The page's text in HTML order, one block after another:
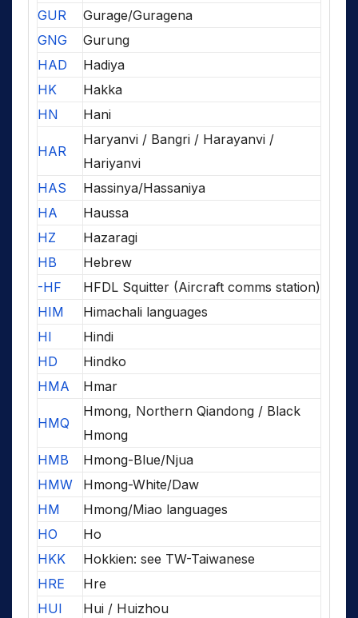
GUR
Gurage/Guragena
GNG
Gurung
HAD
Hadiya
HK
Hakka
HN
Hani
HAR
Haryanvi / Bangri / Harayanvi /
Hariyanvi
HAS
Hassinya/Hassaniya
HA
Haussa
HZ
Hazaragi
HB
Hebrew
-HF
HFDL Squitter (Aircraft comms station)
HIM
Himachali languages
HI
Hindi
HD
Hindko
HMA
Hmar
HMQ
Hmong, Northern Qiandong / Black
Hmong
HMB
Hmong-Blue/Njua
HMW
Hmong-White/Daw
HM
Hmong/Miao languages
HO
Ho
HKK
Hokkien: see TW-Taiwanese
HRE
Hre
HUI
Hui / Huizhou